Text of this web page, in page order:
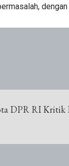
dengan
DPR RI Kritik